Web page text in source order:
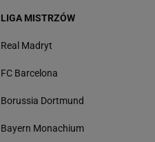
LIGA MISTRZÓW
Real Madryt
FC Barcelona
Borussia Dortmund
Bayern Monachium